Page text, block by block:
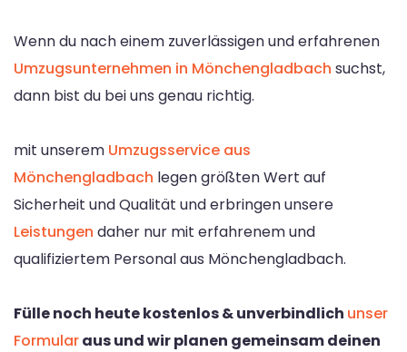
Wenn du nach einem zuverlässigen und erfahrenen
Umzugsunternehmen in Mönchengladbach suchst,
dann bist du bei uns genau richtig.
mit unserem Umzugsservice aus
Mönchengladbach legen größten Wert auf
Sicherheit und Qualität und erbringen unsere
Leistungen daher nur mit erfahrenem und
qualifiziertem Personal aus Mönchengladbach.
Fülle noch heute kostenlos & unverbindlich unser
Formularaus und wir planen gemeinsam deinen